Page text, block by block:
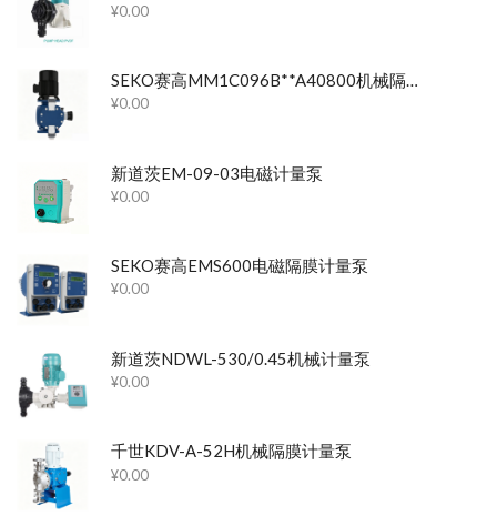
¥0.00
SEKO赛高MM1C096B**A40800机械隔膜计量泵
¥0.00
新道茨EM-09-03电磁计量泵
¥0.00
SEKO赛高EMS600电磁隔膜计量泵
¥0.00
新道茨NDWL-530/0.45机械计量泵
¥0.00
千世KDV-A-52H机械隔膜计量泵
¥0.00